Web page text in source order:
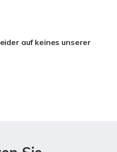
auf keines unserer